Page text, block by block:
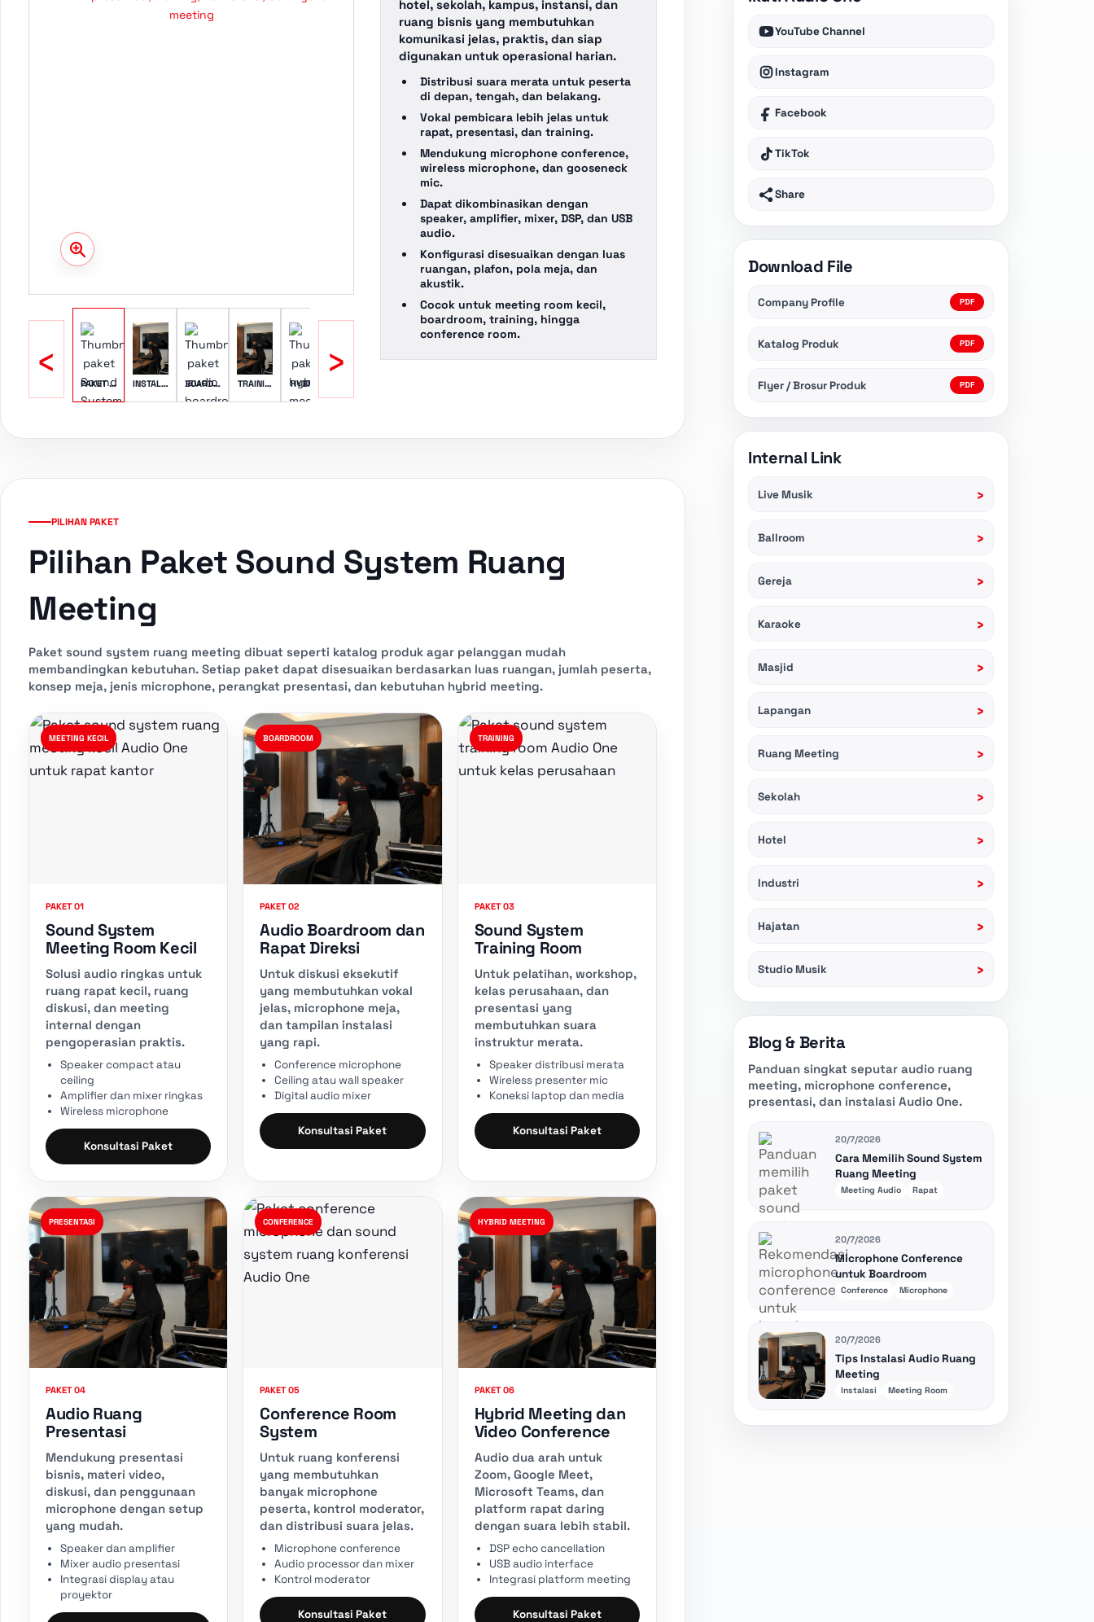
‹ PAKET MEETINGINSTALASI BOARDROOMTRAINING ROOMHYBRID MEETING
›
hotel, sekolah, kampus, instansi, dan
ruang bisnis yang membutuhkan
komunikasi jelas, praktis, dan siap
digunakan untuk operasional harian.
Distribusi suara merata untuk peserta
di depan, tengah, dan belakang.
Vokal pembicara lebih jelas untuk
rapat, presentasi, dan training.
Mendukung microphone conference,
wireless microphone, dan gooseneck
mic.
Dapat dikombinasikan dengan
speaker, amplifier, mixer, DSP, dan USB
audio.
Konfigurasi disesuaikan dengan luas
ruangan, plafon, pola meja, dan
akustik.
Cocok untuk meeting room kecil,
boardroom, training, hingga
conference room.
PILIHAN PAKET
Pilihan Paket Sound System Ruang
Meeting
Paket sound system ruang meeting dibuat seperti katalog produk agar pelanggan mudah
membandingkan kebutuhan. Setiap paket dapat disesuaikan berdasarkan luas ruangan, jumlah peserta,
konsep meja, jenis microphone, perangkat presentasi, dan kebutuhan hybrid meeting.
MEETING KECIL
PAKET 01
Sound System
Meeting Room Kecil
Solusi audio ringkas untuk
ruang rapat kecil, ruang
diskusi, dan meeting
internal dengan
pengoperasian praktis.
Speaker compact atau
ceiling
Amplifier dan mixer ringkas
Wireless microphone
Konsultasi Paket
BOARDROOM
PAKET 02
Audio Boardroom dan
Rapat Direksi
Untuk diskusi eksekutif
yang membutuhkan vokal
jelas, microphone meja,
dan tampilan instalasi
yang rapi.
Conference microphone
Ceiling atau wall speaker
Digital audio mixer
Konsultasi Paket
TRAINING
PAKET 03
Sound System
Training Room
Untuk pelatihan, workshop,
kelas perusahaan, dan
presentasi yang
membutuhkan suara
instruktur merata.
Speaker distribusi merata
Wireless presenter mic
Koneksi laptop dan media
Konsultasi Paket
PRESENTASI
PAKET 04
Audio Ruang
Presentasi
Mendukung presentasi
bisnis, materi video,
diskusi, dan penggunaan
microphone dengan setup
yang mudah.
Speaker dan amplifier
Mixer audio presentasi
Integrasi display atau
proyektor
CONFERENCE
PAKET 05
Conference Room
System
Untuk ruang konferensi
yang membutuhkan
banyak microphone
peserta, kontrol moderator,
dan distribusi suara jelas.
Microphone conference
Audio processor dan mixer
Kontrol moderator
Konsultasi Paket
HYBRID MEETING
PAKET 06
Hybrid Meeting dan
Video Conference
Audio dua arah untuk
Zoom, Google Meet,
Microsoft Teams, dan
platform rapat daring
dengan suara lebih stabil.
DSP echo cancellation
USB audio interface
Integrasi platform meeting
Konsultasi Paket
YouTube Channel
Instagram
Facebook
TikTok
Share
Download File
Company Profile PDF
Katalog Produk PDF
Flyer / Brosur Produk PDF
Internal Link
Live Musik ›
Ballroom ›
Gereja ›
Karaoke ›
Masjid ›
Lapangan ›
Ruang Meeting ›
Sekolah ›
Hotel ›
Industri ›
Hajatan ›
Studio Musik ›
Blog & Berita
Panduan singkat seputar audio ruang
meeting, microphone conference,
presentasi, dan instalasi Audio One.
20/7/2026
Cara Memilih Sound System
Ruang Meeting
Meeting Audio Rapat
20/7/2026
Microphone Conference
untuk Boardroom
Conference Microphone
20/7/2026
Tips Instalasi Audio Ruang
Meeting
Instalasi Meeting Room